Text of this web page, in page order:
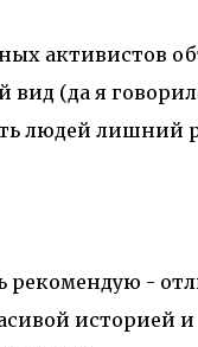
активистов
вид (да я
людей лишний
рекомендую -
историей и